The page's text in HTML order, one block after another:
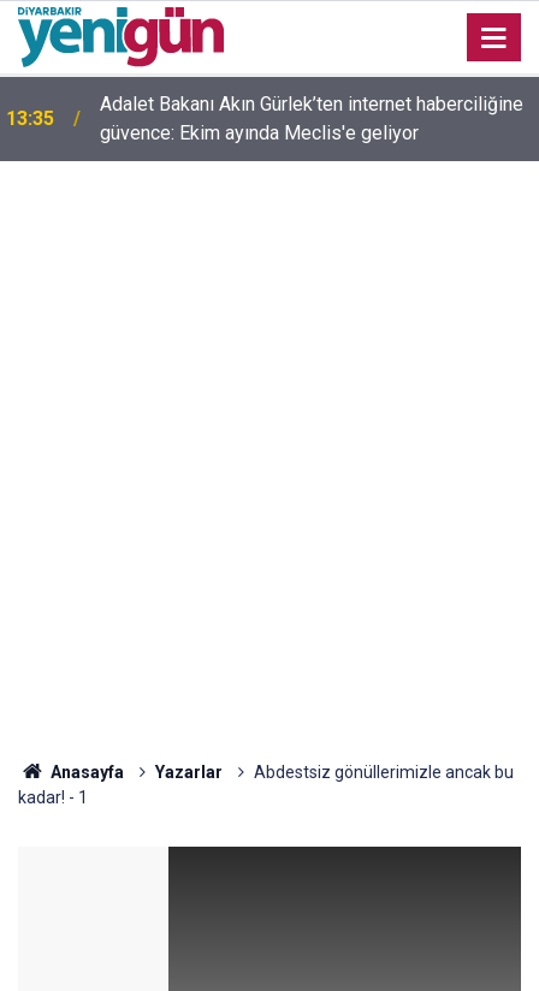
13:35
Adalet Bakanı Akın Gürlek’ten internet haberciliğine
güvence: Ekim ayında Meclis'e geliyor
Anasayfa Yazarlar
Abdestsiz gönüllerimizle ancak bu
kadar! - 1